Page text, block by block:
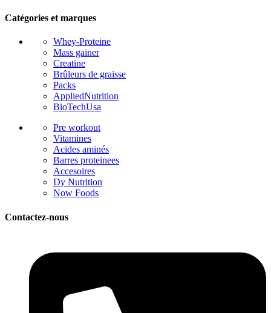
Catégories et marques
Whey-Proteine
Mass gainer
Creatine
Brûleurs de graisse
Packs
AppliedNutrition
BioTechUsa
Pre workout
Vitamines
Acides aminés
Barres proteinees
Accesoires
Dy Nutrition
Now Foods
Contactez-nous